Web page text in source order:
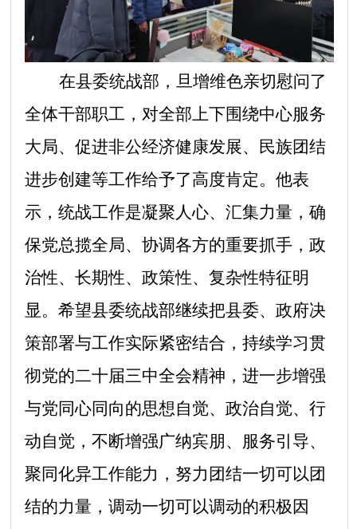
在县委统战部，旦增维色亲切慰问了
全体干部职工，对全部上下围绕中心服务
大局、促进非公经济健康发展、民族团结
进步创建等工作给予了高度肯定。他表
示，统战工作是凝聚人心、汇集力量，确
保党总揽全局、协调各方的重要抓手，政
治性、长期性、政策性、复杂性特征明
显。希望县委统战部继续把县委、政府决
策部署与工作实际紧密结合，持续学习贯
彻党的二十届三中全会精神，进一步增强
与党同心同向的思想自觉、政治自觉、行
动自觉，不断增强广纳宾朋、服务引导、
聚同化异工作能力，努力团结一切可以团
结的力量，调动一切可以调动的积极因